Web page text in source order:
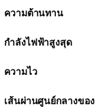
ความต้านทาน
กำลังไฟฟ้าสูงสุด
ความไว
เส้นผ่านศูนย์กลางของ